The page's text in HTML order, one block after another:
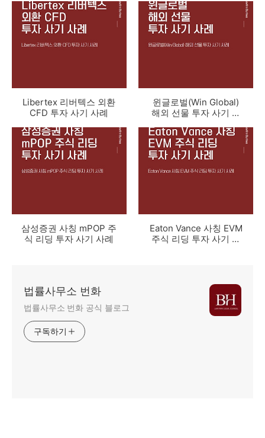
Libertex 리버텍스 외환
CFD 투자 사기 사례
윈글로벌(Win Global)
해외 선물 투자 사기 사
삼성증권 사칭 mPOP 주
식 리딩 투자 사기 사례
Eaton Vance 사칭 EVM
주식 리딩 투자 사기 사
법률사무소 번화
법률사무소 번화 공식 블로그
구독하기